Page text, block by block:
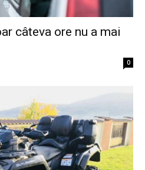
câteva ore nu a mai
0